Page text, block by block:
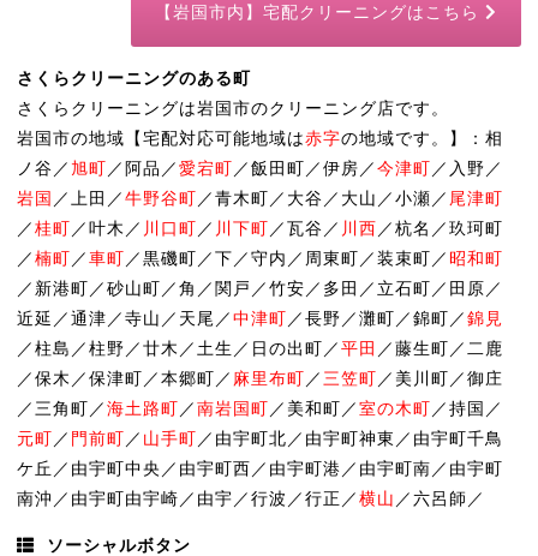
【岩国市内】宅配クリーニングはこちら
さくらクリーニングのある町
さくらクリーニングは岩国市のクリーニング店です。
岩国市の地域【宅配対応可能地域は赤字の地域です。】：相
ノ谷／旭町 ／阿品／愛宕町 ／飯田町／伊房／今津町 ／入野／
岩国 ／上田／牛野谷町 ／青木町／大谷／大山／小瀬／ 尾津町
／桂町 ／叶木／ 川口町 ／ 川下町 ／瓦谷／ 川西 ／杭名／玖珂町
／楠町 ／車町 ／黒磯町／下／守内／周東町／装束町／ 昭和町
／新港町／砂山町／角／関戸／竹安／多田／立石町／田原／
近延／通津／寺山／天尾／中津町 ／長野／灘町／錦町／錦見
／柱島／柱野／廿木／土生／日の出町／平田 ／藤生町／二鹿
／保木／保津町／本郷町／ 麻里布町 ／ 三笠町 ／美川町／御庄
／三角町／海土路町 ／南岩国町 ／美和町／室の木町 ／持国／
元町 ／ 門前町 ／ 山手町 ／由宇町北／由宇町神東／由宇町千鳥
ケ丘／由宇町中央／由宇町西／由宇町港／由宇町南／由宇町
南沖／由宇町由宇崎／由宇／行波／行正／横山 ／六呂師／
ソーシャルボタン